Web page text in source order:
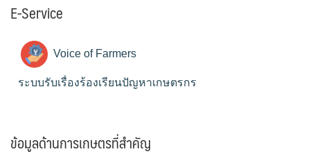
E-Service
Voice of Farmers
ระบบรับเรื่องร้องเรียนปัญหาเกษตรกร
ข้อมูลด้านการเกษตรที่สำคัญ